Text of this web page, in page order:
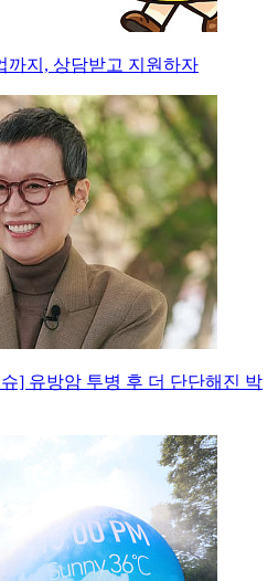
까지, 상담받고 지원하자
] 유방암 투병 후 더 단단해진 박